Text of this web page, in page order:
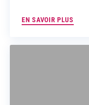
EN SAVOIR PLUS